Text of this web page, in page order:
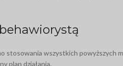
stosowania wszystkich
plan działania.